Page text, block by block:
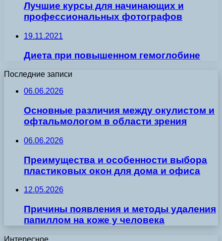
Лучшие курсы для начинающих и
профессиональных фотографов
19.11.2021
Диета при повышенном гемоглобине
Последние записи
06.06.2026
Основные различия между окулистом и
офтальмологом в области зрения
06.06.2026
Преимущества и особенности выбора
пластиковых окон для дома и офиса
12.05.2026
Причины появления и методы удаления
папиллом на коже у человека
Интересное